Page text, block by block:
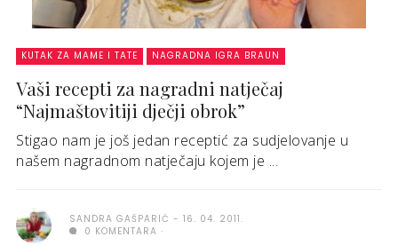
KUTAK ZA MAME I TATE NAGRADNA IGRA BRAUN
Vaši recepti za nagradni natječaj
“Najmaštovitiji dječji obrok”
Stigao nam je još jedan receptić za sudjelovanje u
našem nagradnom natječaju kojem je ...
SANDRA GAŠPARIĆ
16. 04. 2011.
0 KOMENTARA